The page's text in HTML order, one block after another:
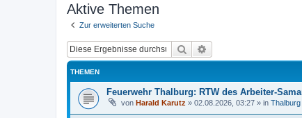
Aktive Themen
Zur erweiterten Suche
Suche
THEMEN
Feuerwehr Thalburg: RTW des Arbeiter-
von Harald Karutz » 02.08.2026, 03:27 » in Thalburg